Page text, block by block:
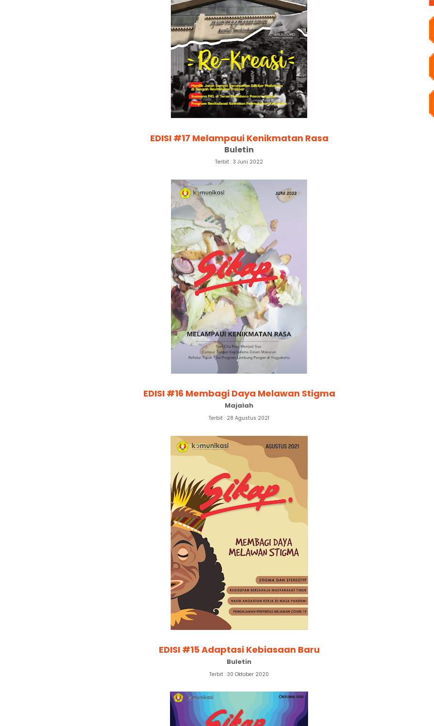
EDISI #17 Melampaui Kenikmatan Rasa
Buletin
Terbit : 3 Juni 2022
EDISI #16 Membagi Daya Melawan Stigma
Majalah
Terbit : 28 Agustus 2021
EDISI #15 Adaptasi Kebiasaan Baru
Buletin
Terbit : 30 Oktober 2020